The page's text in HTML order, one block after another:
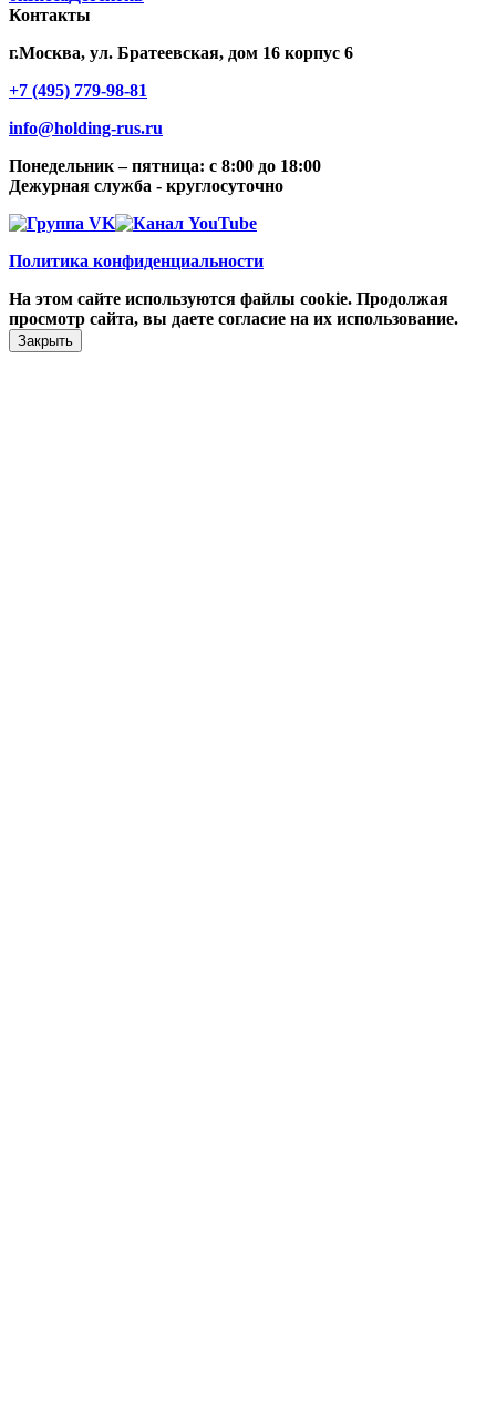
Контакты
г.Москва, ул. Братеевская, дом 16 корпус 6
+7 (495) 779-98-81
info@holding-rus.ru
Понедельник – пятница: с 8:00 до 18:00
Дежурная служба - круглосуточно
Политика конфиденциальности
На этом сайте используются файлы cookie. Продолжая
просмотр сайта, вы даете согласие на их использование.
Закрыть